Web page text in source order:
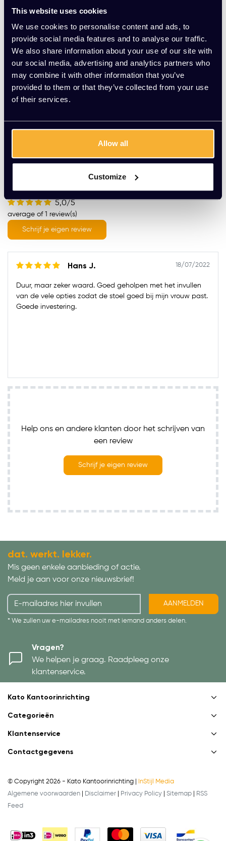
This website uses cookies
We use cookies to personalise content and ads, to
provide social media features and to analyse our traffic.
We also share information about your use of our site with
our social media, advertising and analytics partners who
may combine it with other information that you’ve
provided to them or that they’ve collected from your use
of their services.
Allow all
Customize
Sedus
Black Dot
EUR 844,00 Excl. btw
(1.021,24 Incl. btw)
Sedus
Mr. 24 bureaustoel
EUR 1.495,00 Excl.
btw
Wat onze klanten zeggen
5,0/5
average of 1 review(s)
Schrijf je eigen review
Hans J. 18/07/2022
Duur, maar zeker waard. Goed geholpen met het invullen
van de vele opties zodat de stoel goed bij mijn vrouw past.
Goede investering.
Help ons en andere klanten door het schrijven van
een review
Schrijf je eigen review
dat. werkt. lekker.
Mis geen enkele aanbieding of actie.
Meld je aan voor onze nieuwsbrief!
AANMELDEN
* We zullen uw e-mailadres nooit met iemand anders delen.
Vragen?
We helpen je graag. Raadpleeg onze
klantenservice.
Kato Kantoorinrichting
Categorieën
Klantenservice
Contactgegevens
© Copyright 2026 - Kato Kantoorinrichting |
InStijl Media
Algemene voorwaarden
Disclaimer Privacy Policy Sitemap
RSS
Feed